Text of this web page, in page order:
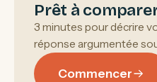
Prêt à
3 minutes pour décrire
réponse argumentée
Commencer